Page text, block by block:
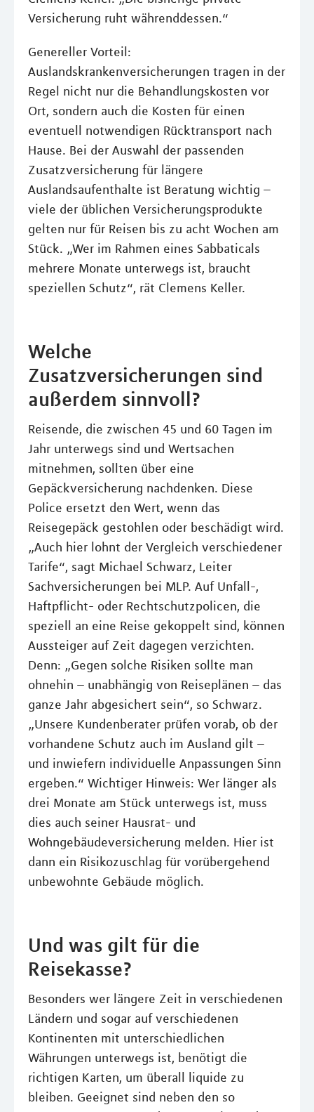
Versicherung ruht währenddessen.“
Genereller Vorteil:
Auslandskrankenversicherungen tragen in der
Regel nicht nur die Behandlungskosten vor
Ort, sondern auch die Kosten für einen
eventuell notwendigen Rücktransport nach
Hause. Bei der Auswahl der passenden
Zusatzversicherung für längere
Auslandsaufenthalte ist Beratung wichtig –
viele der üblichen Versicherungsprodukte
gelten nur für Reisen bis zu acht Wochen am
Stück. „Wer im Rahmen eines Sabbaticals
mehrere Monate unterwegs ist, braucht
speziellen Schutz“, rät Clemens Keller.
Welche
Zusatzversicherungen sind
außerdem sinnvoll?
Reisende, die zwischen 45 und 60 Tagen im
Jahr unterwegs sind und Wertsachen
mitnehmen, sollten über eine
Gepäckversicherung nachdenken. Diese
Police ersetzt den Wert, wenn das
Reisegepäck gestohlen oder beschädigt wird.
„Auch hier lohnt der Vergleich verschiedener
Tarife“, sagt Michael Schwarz, Leiter
Sachversicherungen bei MLP. Auf Unfall-,
Haftpflicht- oder Rechtschutzpolicen, die
speziell an eine Reise gekoppelt sind, können
Aussteiger auf Zeit dagegen verzichten.
Denn: „Gegen solche Risiken sollte man
ohnehin – unabhängig von Reiseplänen – das
ganze Jahr abgesichert sein“, so Schwarz.
„Unsere Kundenberater prüfen vorab, ob der
vorhandene Schutz auch im Ausland gilt –
und inwiefern individuelle Anpassungen Sinn
ergeben.“ Wichtiger Hinweis: Wer länger als
drei Monate am Stück unterwegs ist, muss
dies auch seiner Hausrat- und
Wohngebäudeversicherung melden. Hier ist
dann ein Risikozuschlag für vorübergehend
unbewohnte Gebäude möglich.
Und was gilt für die
Reisekasse?
Besonders wer längere Zeit in verschiedenen
Ländern und sogar auf verschiedenen
Kontinenten mit unterschiedlichen
Währungen unterwegs ist, benötigt die
richtigen Karten, um überall liquide zu
bleiben. Geeignet sind neben den so